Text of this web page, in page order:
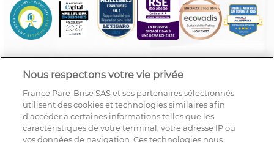
Nous respectons votre vie privée
France Pare-Brise SAS et ses partenaires sélectionnés
utilisent des cookies et technologies similaires afin
d’accéder à certaines informations telles que les
caractéristiques de votre terminal, votre adresse IP ou
vos données de navigation. Ces technologies nous